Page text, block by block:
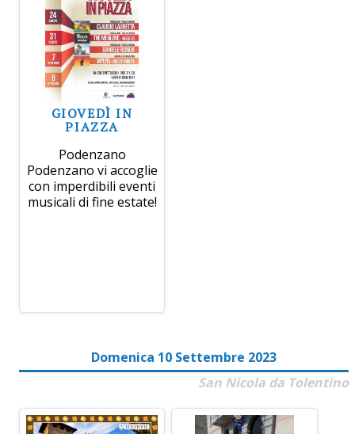
GIOVEDÌ IN
PIAZZA
Podenzano
Podenzano vi accoglie
con imperdibili eventi
musicali di fine estate!
Domenica 10 Settembre 2023
San Nicola da Tolentino